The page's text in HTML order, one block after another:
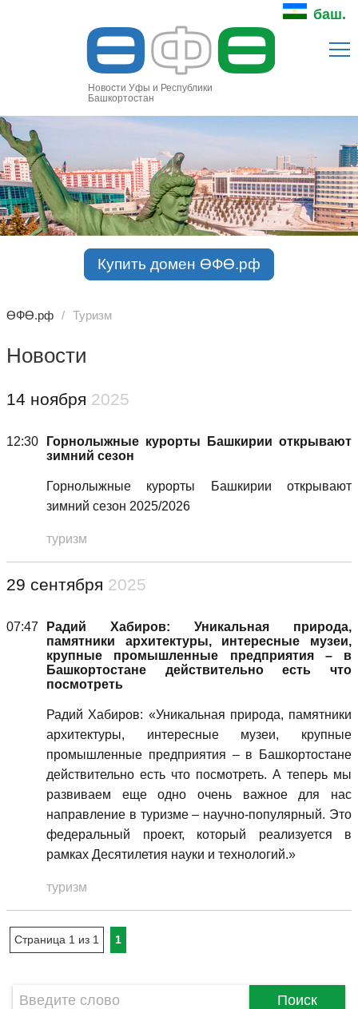
баш.
ӨФӨ
Новости Уфы и Республики
Башкортостан
Купить домен ӨФӨ.рф
ӨФӨ.рф Туризм
Новости
14 ноября 2025
12:30
Горнолыжные курорты Башкирии открывают
зимний сезон
Горнолыжные курорты Башкирии открывают
зимний сезон 2025/2026
туризм
29 сентября 2025
07:47
Радий Хабиров: Уникальная природа,
памятники архитектуры, интересные музеи,
крупные промышленные предприятия – в
Башкортостане действительно есть что
посмотреть
Радий Хабиров: «Уникальная природа, памятники
архитектуры, интересные музеи, крупные
промышленные предприятия – в Башкортостане
действительно есть что посмотреть. А теперь мы
развиваем еще одно очень важное для нас
направление в туризме – научно-популярный. Это
федеральный проект, который реализуется в
рамках Десятилетия науки и технологий.»
туризм
Страница 1 из 1 1
Поиск